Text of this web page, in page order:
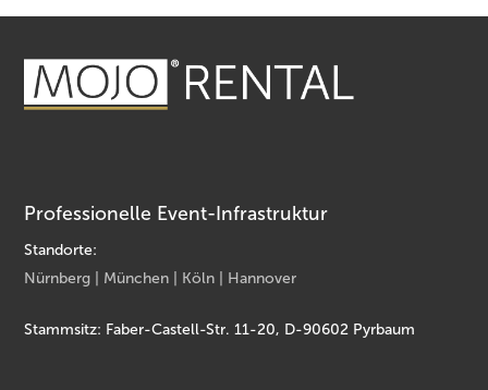
Professionelle Event-Infrastruktur
Standorte:
Nürnberg | München | Köln | Hannover
Stammsitz: Faber-Castell-Str. 11-20, D-90602 Pyrbaum